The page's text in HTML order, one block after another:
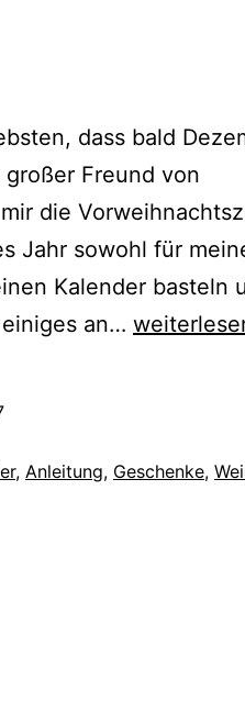
dass bald
Freund von
die
Jahr sowohl für
Kalender basteln
an… {DIY}
kleine
, Anleitung, Geschenke,